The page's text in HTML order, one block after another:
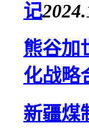
记
熊谷加
化战略
新疆煤